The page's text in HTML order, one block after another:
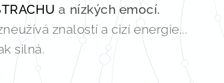
a nízkých emocí.
znalostí a cizí energie...
silná.